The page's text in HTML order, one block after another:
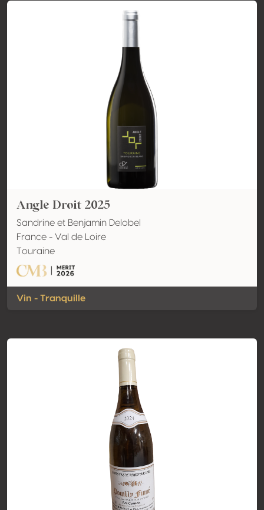
Angle Droit 2025
Sandrine et Benjamin Delobel
France - Val de Loire
Touraine
Vin - Tranquille